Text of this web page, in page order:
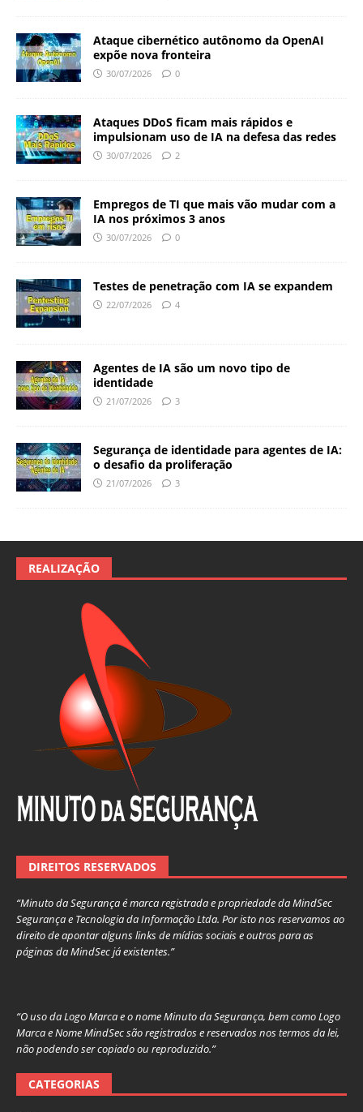
Ataque cibernético autônomo da OpenAI
expõe nova fronteira
30/07/2026 0
Ataques DDoS ficam mais rápidos e
impulsionam uso de IA na defesa das redes
30/07/2026 2
Empregos de TI que mais vão mudar com a
IA nos próximos 3 anos
30/07/2026 0
Testes de penetração com IA se expandem
22/07/2026 4
Agentes de IA são um novo tipo de
identidade
21/07/2026 3
Segurança de identidade para agentes de IA:
o desafio da proliferação
21/07/2026 3
REALIZAÇÃO
DIREITOS RESERVADOS
“Minuto da Segurança é marca registrada e propriedade da MindSec
Segurança e Tecnologia da Informação Ltda. Por isto nos reservamos ao
direito de apontar alguns links de mídias sociais e outros para as
páginas da MindSec já existentes.”
“O uso da Logo Marca e o nome Minuto da Segurança, bem como Logo
Marca e Nome MindSec são registrados e reservados nos termos da lei,
não podendo ser copiado ou reproduzido.”
CATEGORIAS